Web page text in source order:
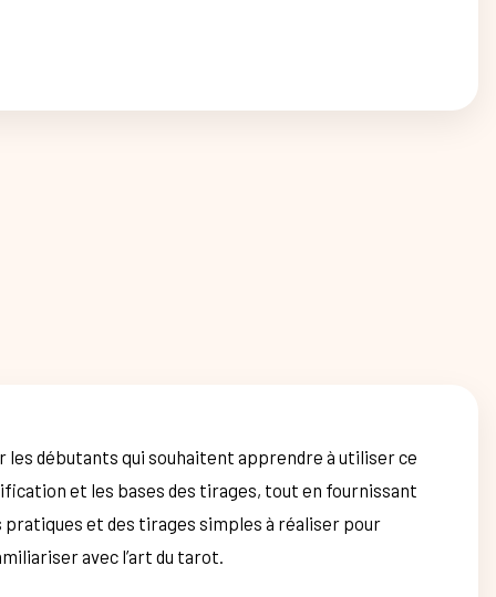
les débutants qui souhaitent apprendre à utiliser ce
et les bases des tirages, tout en fournissant
et des tirages simples à réaliser pour
avec l’art du tarot.